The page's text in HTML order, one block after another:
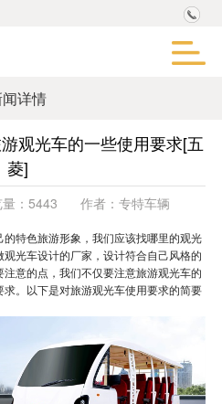
详情
观光车的一些使用要求[五
菱]
： 5443 作者： 专特车辆
特色旅游形象，我们应该找哪里的观光
光车设计的厂家，设计符合自己风格的
意的点，我们不仅要注意旅游观光车的
。以下是对旅游观光车使用要求的简要